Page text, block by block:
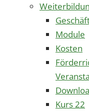
Module
Kosten
Kurs 22